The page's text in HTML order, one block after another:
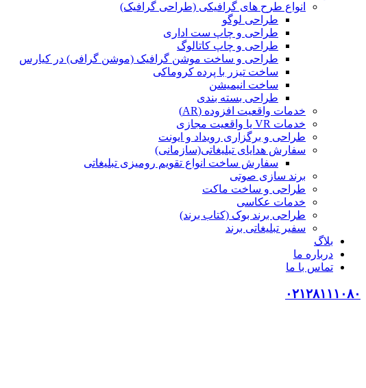
انواع طرح های گرافیکی (طراحی گرافیک)
طراحی لوگو
طراحی و چاپ ست اداری
طراحی و چاپ کاتالوگ
طراحی و ساخت موشن گرافیک (موشن گرافی) در کیارس
ساخت تیزر با پرده کروماکی
ساخت انیمیشن
طراحی بسته بندی
خدمات واقعیت افزوده (AR)
خدمات VR یا واقعیت مجازی
طراحی و برگزاری رویداد و ایونت
سفارش هدایای تبلیغاتی(سازمانی)
سفارش ساخت انواع تقویم رومیزی تبلیغاتی
برند سازی صوتی
طراحی و ساخت ماکت
خدمات عکاسی
طراحی برند بوک (کتاب برند)
سفیر تبلیغاتی برند
بلاگ
درباره ما
تماس با ما
۰۲۱۲۸۱۱۱۰۸۰